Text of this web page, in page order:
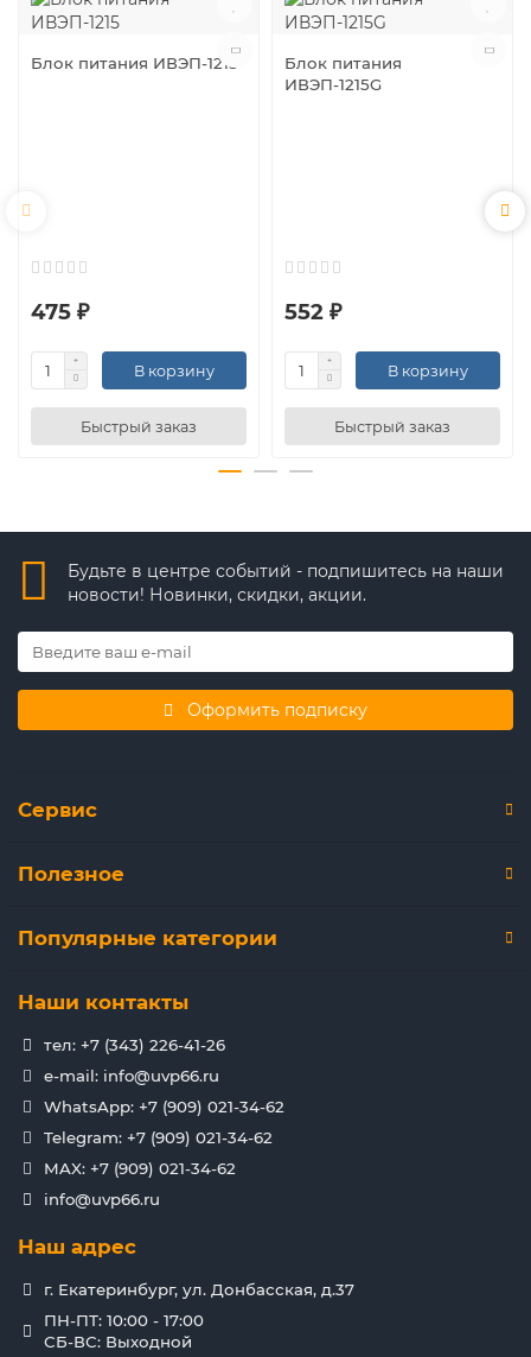
Блок питания ИВЭП-1215
475 ₽
В корзину
Быстрый заказ
Блок питания
ИВЭП-1215G
552 ₽
В корзину
Быстрый заказ
Будьте в центре событий - подпишитесь на наши
новости! Новинки, скидки, акции.
Оформить подписку
Сервис
Полезное
Популярные категории
Наши контакты
тел: +7 (343) 226-41-26
e-mail: info@uvp66.ru
WhatsApp: +7 (909) 021-34-62
Telegram: +7 (909) 021-34-62
MAX: +7 (909) 021-34-62
info@uvp66.ru
Наш адрес
г. Екатеринбург, ул. Донбасская, д.37
ПН-ПТ: 10:00 - 17:00
СБ-ВС: Выходной